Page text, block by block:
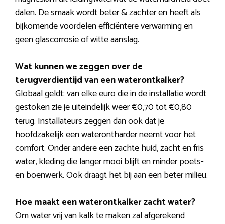
dalen. De smaak wordt beter & zachter en heeft als
bijkomende voordelen efficiëntere verwarming en
geen glascorrosie of witte aanslag.
Wat kunnen we zeggen over de
terugverdientijd van een waterontkalker?
Globaal geldt: van elke euro die in de installatie wordt
gestoken zie je uiteindelijk weer €0,70 tot €0,80
terug. Installateurs zeggen dan ook dat je
hoofdzakelijk een waterontharder neemt voor het
comfort. Onder andere een zachte huid, zacht en fris
water, kleding die langer mooi blijft en minder poets-
en boenwerk. Ook draagt het bij aan een beter milieu.
Hoe maakt een waterontkalker zacht water?
Om water vrij van kalk te maken zal afgerekend